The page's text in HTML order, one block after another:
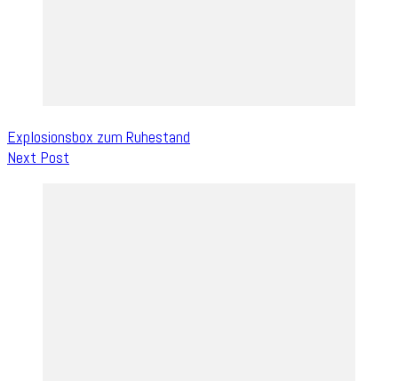
Explosionsbox zum Ruhestand
Next Post